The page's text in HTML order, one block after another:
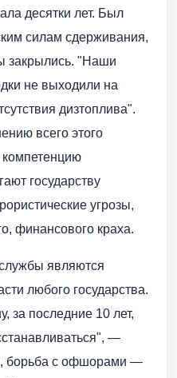
десятки лет. Был
силам сдерживания,
закрылись. "Наши
не выходили на
дизтоплива".
всего этого
компетенцию
государству
угрозы,
финансового краха.
являются
любого государства.
за последние 10 лет,
—
борьба с офшорами —